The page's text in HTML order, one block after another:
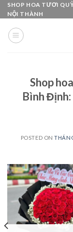
Skip
to
content
SHOP HOA TƯƠI
NỘI THÀNH
Shop
Bình
POSTED ON